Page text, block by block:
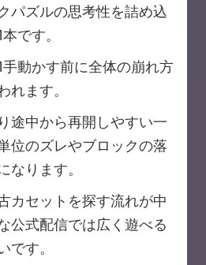
パズルの思考性を詰め込
です。
動かす前に全体の崩れ方
れます。
途中から再開しやすい一
位のズレやブロックの落
なります。
カセットを探す流れが中
公式配信では広く遊べる
です。